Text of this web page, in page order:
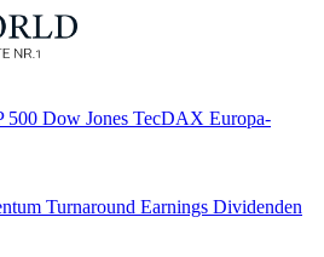
500 Dow Jones TecDAX Europa-
Turnaround Earnings Dividenden